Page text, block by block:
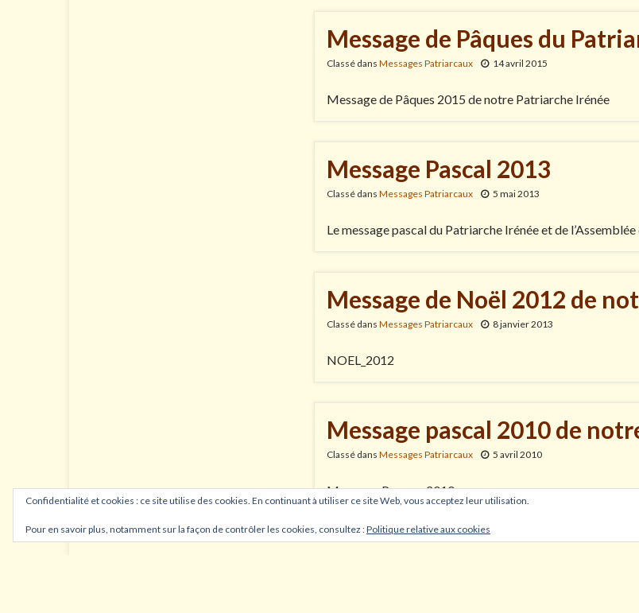
Message de Pâques du
Classé dans Messages Patriarcaux 14 avril 2015
Message de Pâques 2015 de notre Patriarche Irénée
Message Pascal 2013
Classé dans Messages Patriarcaux 5 mai 2013
Le message pascal du Patriarche Irénée et de
Message de Noël 2012 de
Classé dans Messages Patriarcaux 8 janvier 2013
NOEL_2012
Message pascal 2010 de
Classé dans Messages Patriarcaux 5 avril 2010
Message_Paques_2010
Confidentialité et cookies : ce site utilise des cookies. En continuant à utiliser ce site Web, vous acceptez leur utilisation.
Pour en savoir plus, notamment sur la façon de contrôler les cookies, consultez :Politique relative aux cookies